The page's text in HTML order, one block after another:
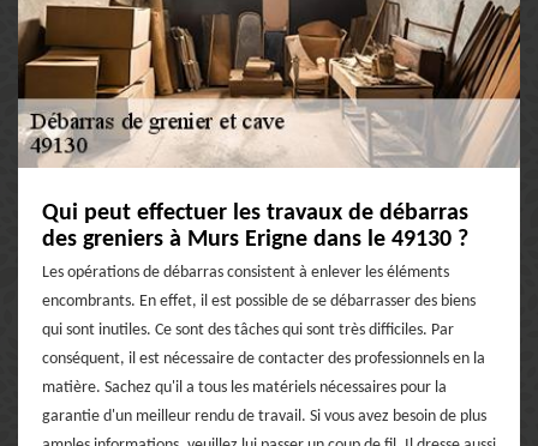
Qui peut effectuer les travaux de débarras
des greniers à Murs Erigne dans le 49130 ?
Les opérations de débarras consistent à enlever les éléments
encombrants. En effet, il est possible de se débarrasser des biens
qui sont inutiles. Ce sont des tâches qui sont très difficiles. Par
conséquent, il est nécessaire de contacter des professionnels en la
matière. Sachez qu'il a tous les matériels nécessaires pour la
garantie d'un meilleur rendu de travail. Si vous avez besoin de plus